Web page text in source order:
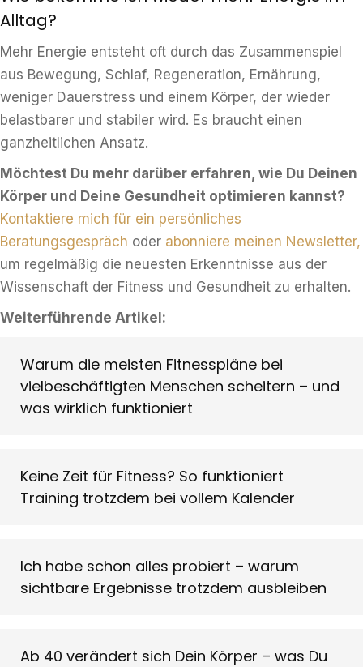
Alltag?
Mehr Energie entsteht oft durch das Zusammenspiel
aus Bewegung, Schlaf, Regeneration, Ernährung,
weniger Dauerstress und einem Körper, der wieder
belastbarer und stabiler wird. Es braucht einen
ganzheitlichen Ansatz.
Möchtest Du mehr darüber erfahren, wie Du Deinen
Körper und Deine Gesundheit optimieren kannst?
Kontaktiere mich für ein persönliches
Beratungsgespräch oder abonniere meinen Newsletter,
um regelmäßig die neuesten Erkenntnisse aus der
Wissenschaft der Fitness und Gesundheit zu erhalten.
Weiterführende Artikel:
Warum die meisten Fitnesspläne bei
vielbeschäftigten Menschen scheitern – und
was wirklich funktioniert
Keine Zeit für Fitness? So funktioniert
Training trotzdem bei vollem Kalender
Ich habe schon alles probiert – warum
sichtbare Ergebnisse trotzdem ausbleiben
Ab 40 verändert sich Dein Körper – was Du